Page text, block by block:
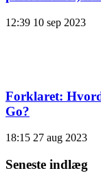
12:39 10 sep 2023
Forklaret:
Go?
18:15 27 aug 2023
Seneste indlæg